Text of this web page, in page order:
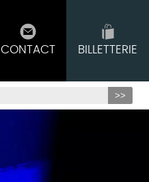
CONTACT BILLETTERIE